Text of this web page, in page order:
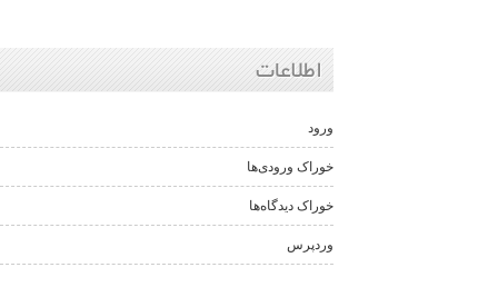
اطلاعات
خوراک ورودی‌ها
خوراک دیدگاه‌ها
وردپرس